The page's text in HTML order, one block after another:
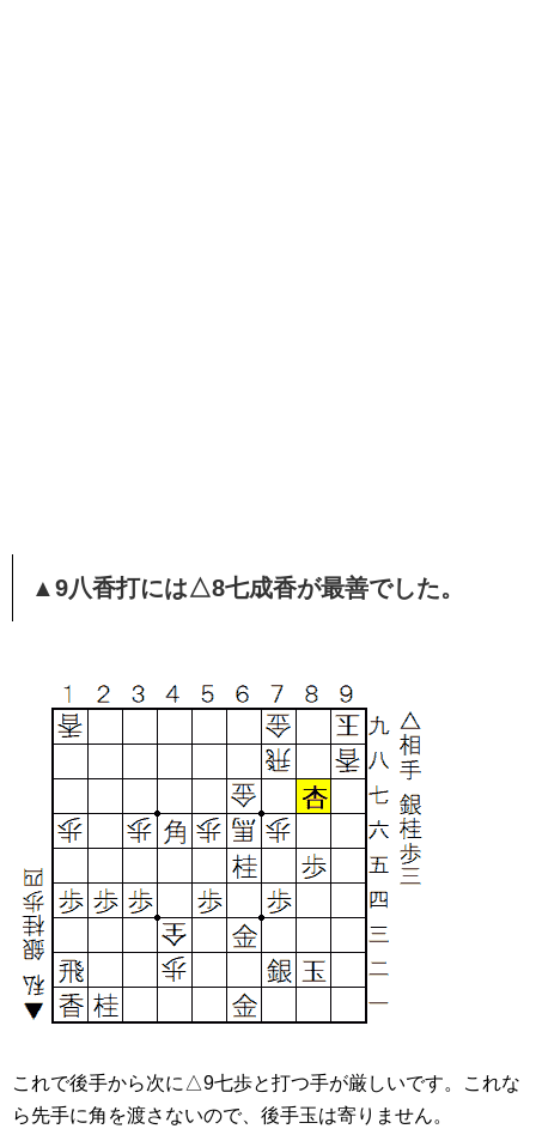
▲9八香打には△8七成香が最善でした。
これで後手から次に△9七歩と打つ手が厳しいです。これな
ら先手に角を渡さないので、後手玉は寄りません。